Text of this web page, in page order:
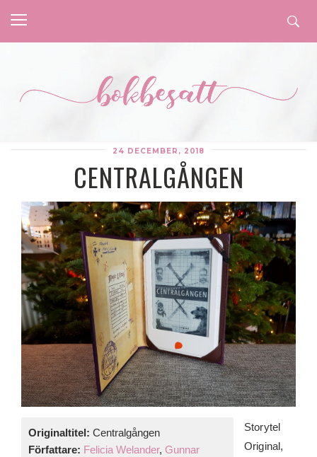
24 DECEMBER, 2018
CENTRALGÅNGEN
Originaltitel: Centralgången
Författare: Felicia Welander, Gunnar
Storytel
Original,